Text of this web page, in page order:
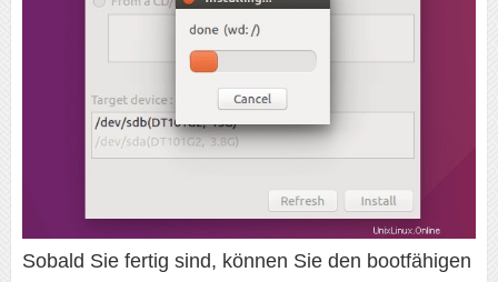
Sobald Sie fertig sind, können Sie den bootfähigen